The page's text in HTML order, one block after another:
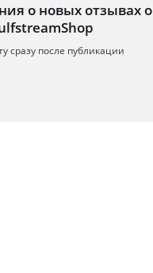
о новых отзывах о
сразу после публикации